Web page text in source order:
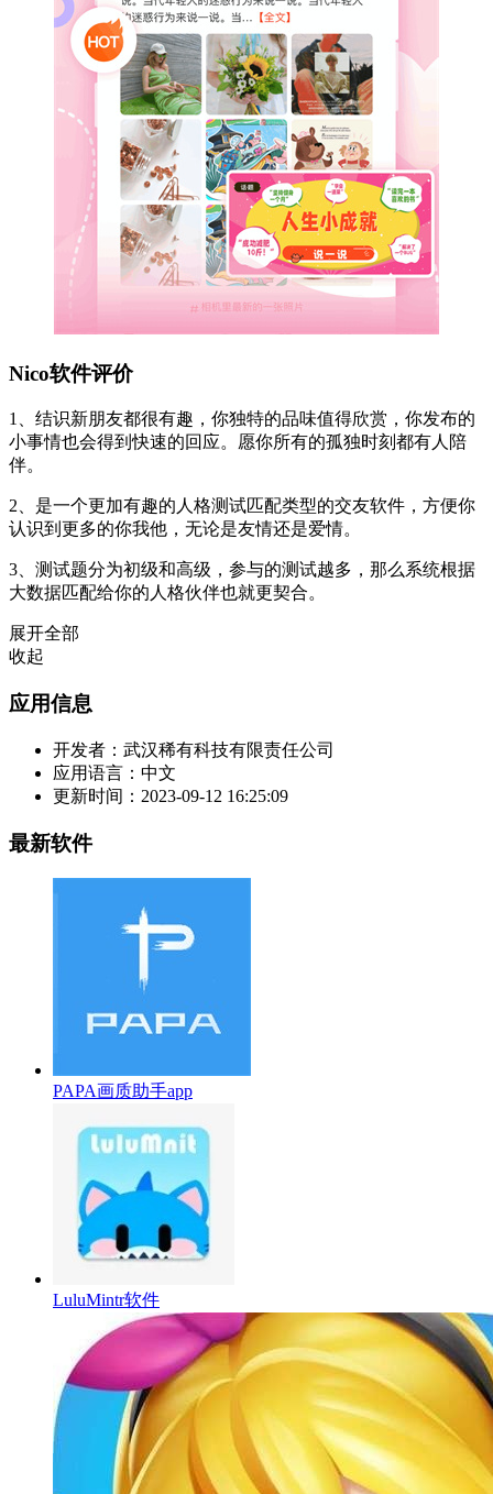
Nico软件评价
1、结识新朋友都很有趣，你独特的品味值得欣赏，你发布的
小事情也会得到快速的回应。愿你所有的孤独时刻都有人陪
伴。
2、是一个更加有趣的人格测试匹配类型的交友软件，方便你
认识到更多的你我他，无论是友情还是爱情。
3、测试题分为初级和高级，参与的测试越多，那么系统根据
大数据匹配给你的人格伙伴也就更契合。
展开全部
收起
应用信息
开发者： 武汉稀有科技有限责任公司
应用语言： 中文
更新时间： 2023-09-12 16:25:09
最新软件
PAPA画质助手app
LuluMintr软件